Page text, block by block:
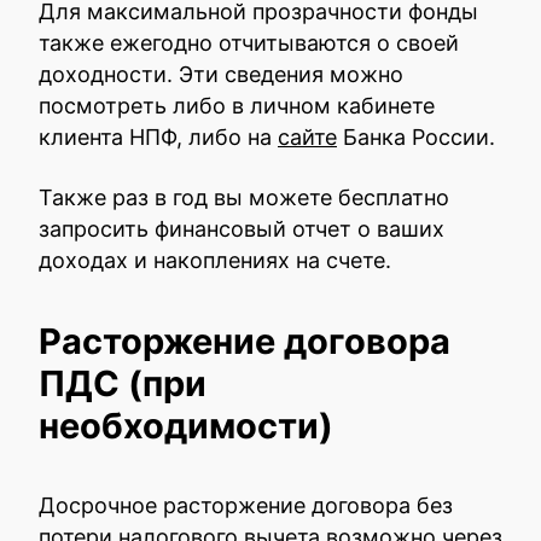
Для максимальной прозрачности фонды
также ежегодно отчитываются о своей
доходности. Эти сведения можно
посмотреть либо в личном кабинете
клиента НПФ, либо на сайте Банка России.
Также раз в год вы можете бесплатно
запросить финансовый отчет о ваших
доходах и накоплениях на счете.
Расторжение договора
ПДС (при
необходимости)
Досрочное расторжение договора без